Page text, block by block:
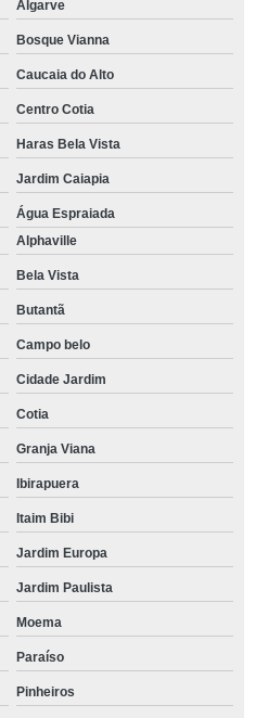
Algarve
Bosque Vianna
Caucaia do Alto
Centro Cotia
Haras Bela Vista
Jardim Caiapia
Água Espraiada
Alphaville
Bela Vista
Butantã
Campo belo
Cidade Jardim
Cotia
Granja Viana
Ibirapuera
Itaim Bibi
Jardim Europa
Jardim Paulista
Moema
Paraíso
Pinheiros